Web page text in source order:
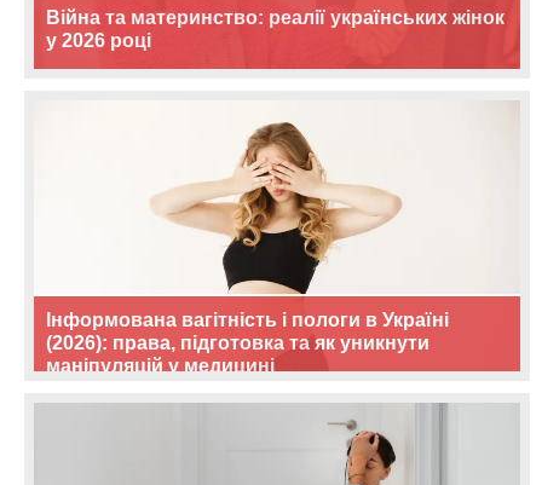
Війна та материнство: реалії українських жінок
у 2026 році
Інформована вагітність і пологи в Україні
(2026): права, підготовка та як уникнути
маніпуляцій у медицині